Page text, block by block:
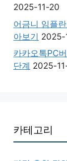
2025-11-20
어금니 임플
아보기 2025-
카카오톡PC
단계 2025-
카테고리